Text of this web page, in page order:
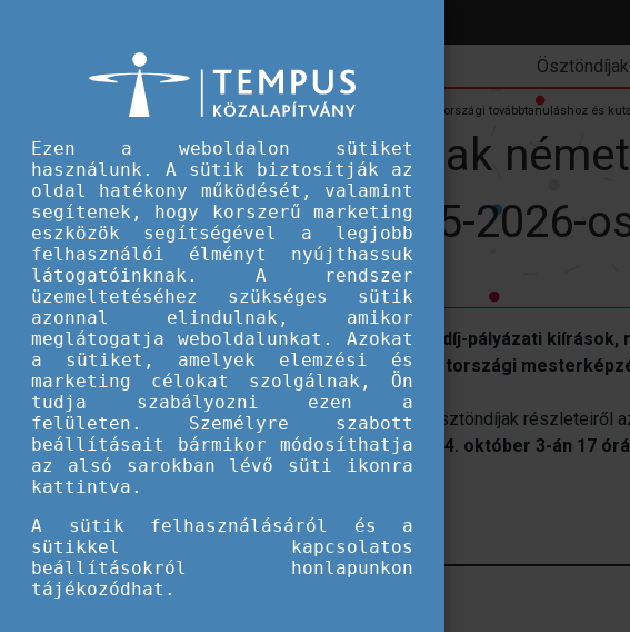
Ösztöndíjak
Hallgatói ösztöndíjak DAAD Ösztöndíjak németországi továbbtanuláshoz és
DAAD Ösztöndíjak
kutatáshoz 2025-2026-
Megjelentek az idei évi DAAD ösztöndíj-pályázati kiírások,
tanévre pályázhatnak hallgatók németországi
A pályázás menetéről, feltételeiről, az ösztöndíjak részleteiről
előadáskeretében tájékozódhatnak
2024. október 3-án 17
A részvétel regisztrációhoz kötött:
Regisztrálok!
Ezen a weboldalon sütiket
használunk. A sütik biztosítják az
oldal hatékony működését, valamint
segítenek, hogy korszerű marketing
eszközök segítségével a legjobb
felhasználói élményt nyújthassuk
látogatóinknak. A rendszer
üzemeltetéséhez szükséges sütik
azonnal elindulnak, amikor
meglátogatja weboldalunkat. Azokat
a sütiket, amelyek elemzési és
marketing célokat szolgálnak, Ön
tudja szabályozni ezen a
felületen. Személyre szabott
beállításait bármikor módosíthatja
az alsó sarokban lévő süti ikonra
kattintva.
A sütik felhasználásáról és a
sütikkel kapcsolatos
beállításokról honlapunkon
tájékozódhat.